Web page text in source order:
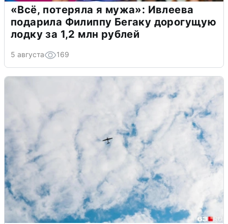
«Всё, потеряла я мужа»: Ивлеева
подарила Филиппу Бегаку дорогущую
лодку за 1,2 млн рублей
5 августа 169